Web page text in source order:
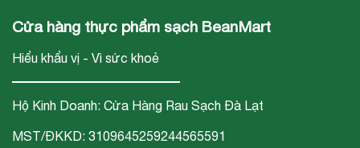
Mart
Cửa hàng thực phẩm sạch BeanMart
Hiểu khẩu vị - Vì sức khoẻ
Hộ Kinh Doanh: Cửa Hàng Rau Sạch Đà Lạt
MST/ĐKKD: 3109645259244565591